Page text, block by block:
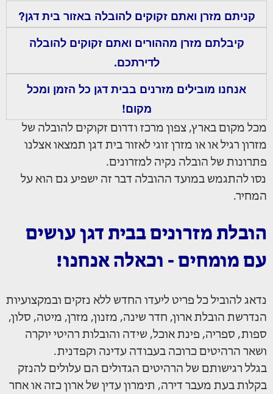
קניתם מזרן ואתם זקוקים להובלה באזור בית דגן?
קיבלתם מזרן מההורים ואתם זקוקים להובלה
לדירתכם.
אנחנו מובילים מזרנים בבית דגן כל הזמן ומכל
מקום!
מכל מקום בארץ, צפון מרכז ודרום זקוקים להובלה של
מזרון רגיל או או מזרן זוגי לאזור בית דגן תמצאו אצלנו
פתרונות של הובלה נקיה למזרונים.
נסו להתגמש במועד ההובלה דבר זה ישפיע גם הוא על
המחיר.
הובלת מזרונים בבית דגן עושים
עם מומחים - וכאלה אנחנו!
נדאג להוביל כל פריט ליעדו החדש ללא נזקים ובמקצועיות
הנדרשת הובלת ארון, חדר שינה, מזנון, מזרן, מיטה, סלון,
ספות, ספריה, פינת אוכל, שידה והובלות רהיטי יוקרה
ושאר הרהיטים כרוכה בעבודה עדינה וקפדנית.
בגלל רגישותם של הרהיטים הגדולים הם עלולים להנזק
בקלות בעת מעבר דירה, תימרון עדין של ארון כזה או אחר